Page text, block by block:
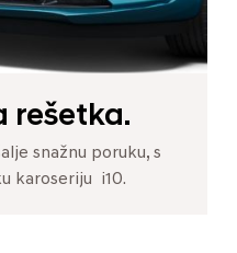
rešetka.
snažnu poruku, s
karoseriju i10.